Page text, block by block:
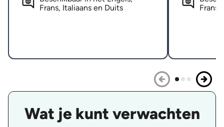
Frans, Italiaans en Duits
Frans,
Wat je kunt verwachten